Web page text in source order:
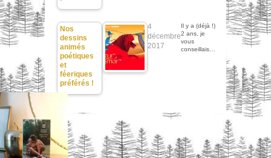
Nos
dessins
animés
poétiques
et
féeriques
préférés !
4
décembre
2017
Il y a (déjà !)
2 ans, je
vous
conseillais…